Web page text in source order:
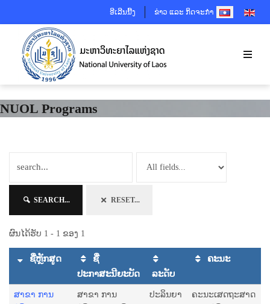
ອີເລີນນີ້ງ ຂ່າວ ແລະ ກິດຈະກຳSELECT YOUR
NUOL Programs
SEARCH... RESET...
ຜົນໄດ້ຮັບ 1 - 1 ຂອງ 1
ຊື່ຫຼັກສູດ
ຊື່
ປະກາສະນີຍະບັດ
ລະດັບ
ຄະນະ
ສາຂາ ການ
ສາຂາ ການ
ປະລິນຍາ
ຄະນະເສດຖະສາດ